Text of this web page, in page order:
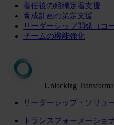
着任後の組織定着支援
育成計画の策定支援
リーダーシップ開発（コ
チームの機能強化
Unlocking
リーダーシップ・ソリュ
トランスフォーメーショ